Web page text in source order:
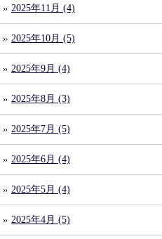
2025年11月 (4)
2025年10月 (5)
2025年9月 (4)
2025年8月 (3)
2025年7月 (5)
2025年6月 (4)
2025年5月 (4)
2025年4月 (5)